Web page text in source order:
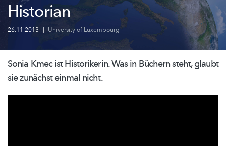
Historian
26.11.2013 | University of Luxembourg
Sonia Kmec ist Historikerin. Was in Büchern steht, glaubt
sie zunächst einmal nicht.